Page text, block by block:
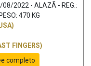
08/2022 - ALAZÃ - REG.:
470 KG
FINGERS)
completo